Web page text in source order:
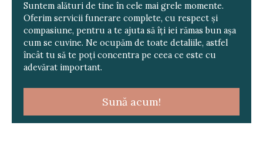
Suntem alături de tine în cele mai grele momente.
Oferim servicii funerare complete, cu respect și
compasiune, pentru a te ajuta să îți iei rămas bun așa
cum se cuvine. Ne ocupăm de toate detaliile, astfel
încât tu să te poți concentra pe ceea ce este cu
adevărat important.
Sună acum!